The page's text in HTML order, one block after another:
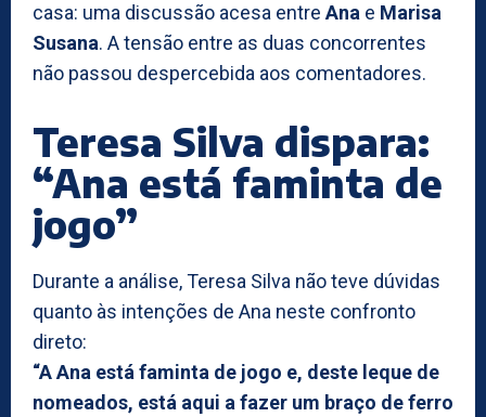
casa: uma discussão acesa entre Ana e Marisa
Susana. A tensão entre as duas concorrentes
não passou despercebida aos comentadores.
Teresa Silva dispara:
“Ana está faminta de
jogo”
Durante a análise, Teresa Silva não teve dúvidas
quanto às intenções de Ana neste confronto
direto:
“A Ana está faminta de jogo e, deste leque de
nomeados, está aqui a fazer um braço de ferro